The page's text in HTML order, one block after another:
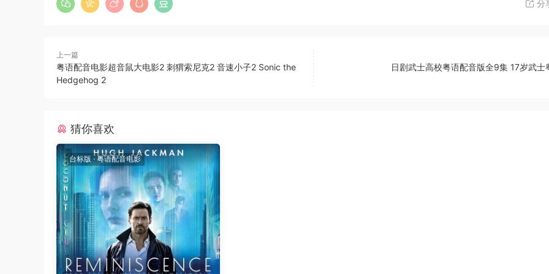
分
上一篇
粤语配音电影超音鼠大电影2 刺猬索尼克2 音速小子2 Sonic the
Hedgehog 2
日剧武士高校粤语配音版全9集 17岁武士
猜你喜欢
台标版·粤语配音电影